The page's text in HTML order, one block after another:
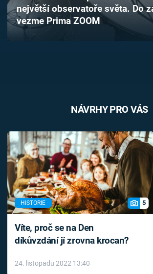
Sledujte prima+
největší observatoře světa. Do
vezme Prima ZOOM
NÁVRHY PRO VÁS
HISTORIE 5
Víte, proč se na Den
díkůvzdání jí zrovna krocan?
24. listopadu 2022 13:40